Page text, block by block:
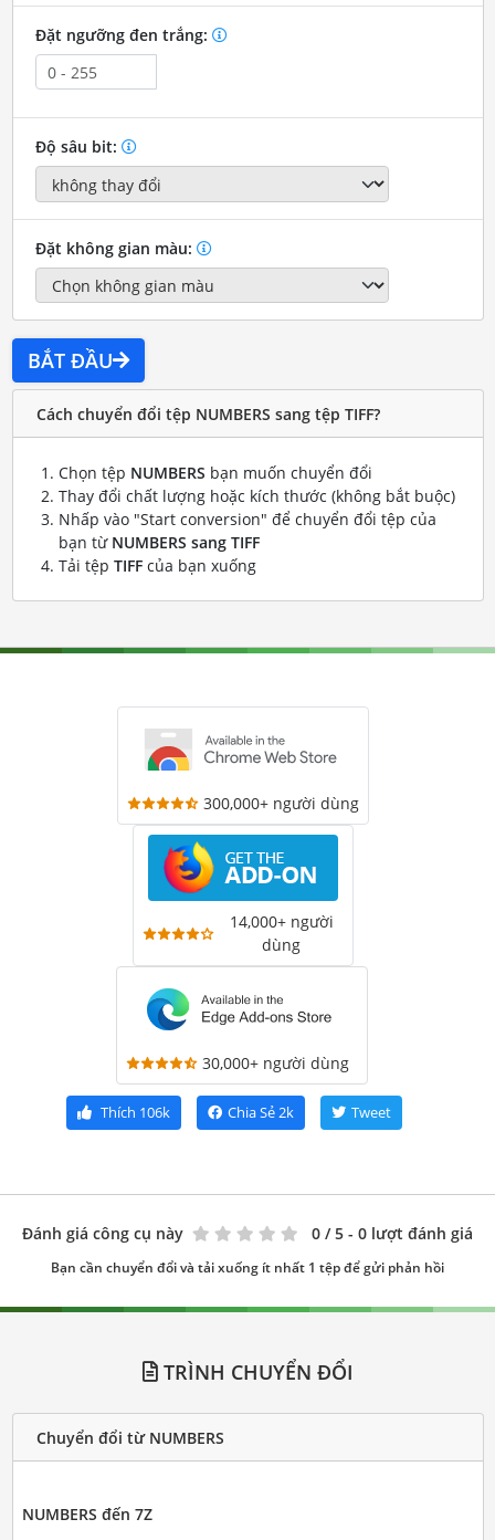
Đặt ngưỡng đen trắng:
Độ sâu bit:
Đặt không gian màu:
BẮT ĐẦU
Cách chuyển đổi tệp NUMBERS sang tệp TIFF?
Chọn tệp NUMBERS bạn muốn chuyển đổi
Thay đổi chất lượng hoặc kích thước (không bắt buộc)
Nhấp vào "Start conversion" để chuyển đổi tệp của
bạn từ NUMBERS sang TIFF
Tải tệp TIFFcủa bạn xuống
300,000+ người dùng
14,000+ người
dùng
30,000+ người dùng
Thích 106k Chia Sẻ2k Tweet
Đánh giá công cụ này 0 / 5 - 0 lượt đánh giá
Bạn cần chuyển đổi và tải xuống ít nhất 1 tệp để gửi phản hồi
TRÌNH CHUYỂN ĐỔI
Chuyển đổi từ NUMBERS
NUMBERS đến 7Z